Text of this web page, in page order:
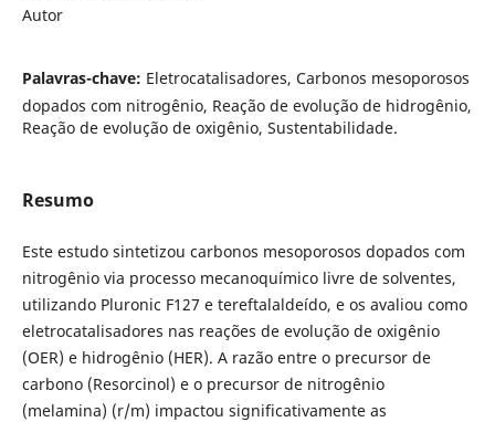
Autor
Palavras-chave: Eletrocatalisadores, Carbonos mesoporosos
dopados com nitrogênio, Reação de evolução de hidrogênio,
Reação de evolução de oxigênio, Sustentabilidade.
Resumo
Este estudo sintetizou carbonos mesoporosos dopados com
nitrogênio via processo mecanoquímico livre de solventes,
utilizando Pluronic F127 e tereftalaldeído, e os avaliou como
eletrocatalisadores nas reações de evolução de oxigênio
(OER) e hidrogênio (HER). A razão entre o precursor de
carbono (Resorcinol) e o precursor de nitrogênio
(melamina) (r/m) impactou significativamente as